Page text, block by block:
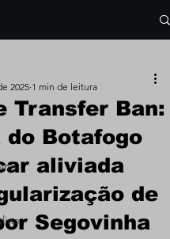
Transfer Ban:
do Botafogo
aliviada
de
Segovinha
2025 1 min de leitura